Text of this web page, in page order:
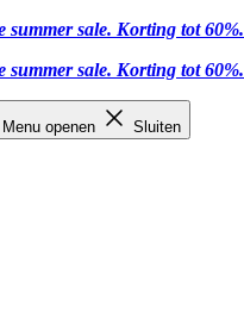
summer sale. Korting tot 60%.
summer sale. Korting tot 60%.
Menu openen Sluiten